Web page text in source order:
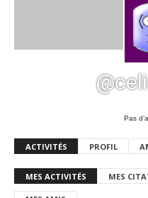
Pas
ACTIVITÉS PROFIL
MES ACTIVITÉS MES